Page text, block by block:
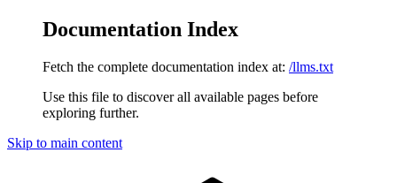
Documentation Index
Fetch the complete documentation index at: /llms.txt
Use this file to discover all available pages before
exploring further.
Skip to main content